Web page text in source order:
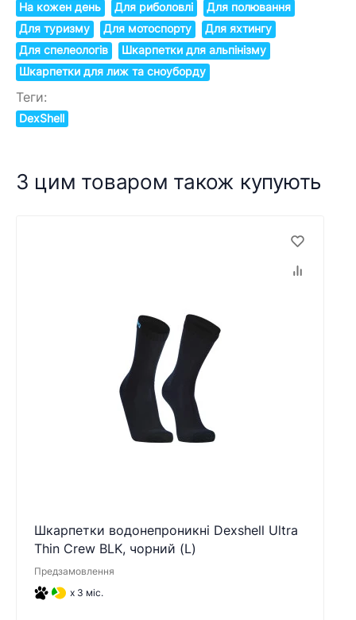
На кожен день
Для риболовлі
Для полювання
Для туризму
Для мотоспорту
Для яхтингу
Для спелеологів
Шкарпетки для альпінізму
Шкарпетки для лиж та сноуборду
Теги:
DexShell
З цим товаром також купують
Шкарпетки водонепроникні Dexshell Ultra
Thin Crew BLK, чорний (L)
Предзамовлення
x 3 міс.